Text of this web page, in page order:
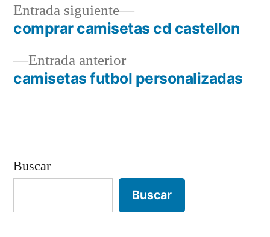
Navegación
deEntrada anteriorEntrada
anterior:
camisetas futbol personalizadas
Entrada siguiente
Entrada
siguiente:
comprar camisetas cd castellon
Buscar
Buscar